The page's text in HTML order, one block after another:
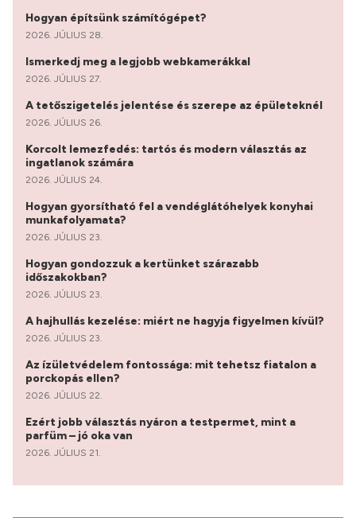
Hogyan építsünk számítógépet?
2026. JÚLIUS 28.
Ismerkedj meg a legjobb webkamerákkal
2026. JÚLIUS 27.
A tetőszigetelés jelentése és szerepe az épületeknél
2026. JÚLIUS 26.
Korcolt lemezfedés: tartós és modern választás az
ingatlanok számára
2026. JÚLIUS 24.
Hogyan gyorsítható fel a vendéglátóhelyek konyhai
munkafolyamata?
2026. JÚLIUS 23.
Hogyan gondozzuk a kertünket szárazabb
időszakokban?
2026. JÚLIUS 23.
A hajhullás kezelése: miért ne hagyja figyelmen kívül?
2026. JÚLIUS 23.
Az ízületvédelem fontossága: mit tehetsz fiatalon a
porckopás ellen?
2026. JÚLIUS 22.
Ezért jobb választás nyáron a testpermet, mint a
parfüm – jó oka van
2026. JÚLIUS 21.